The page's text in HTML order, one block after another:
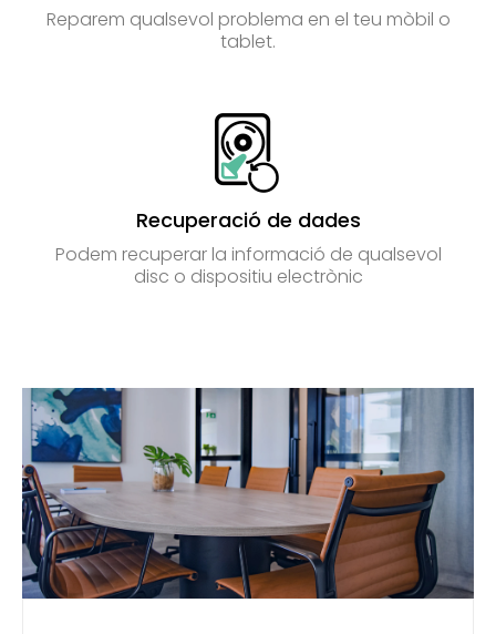
Reparem qualsevol problema en el teu mòbil o
tablet.
Recuperació de dades
Podem recuperar la informació de qualsevol
disc o dispositiu electrònic